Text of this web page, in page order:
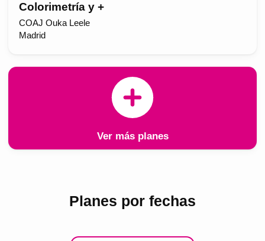
Colorimetría y +
COAJ Ouka Leele
Madrid
Ver más planes
Planes por fechas